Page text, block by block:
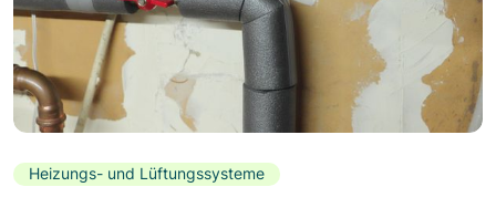
Heizungs- und Lüftungssysteme